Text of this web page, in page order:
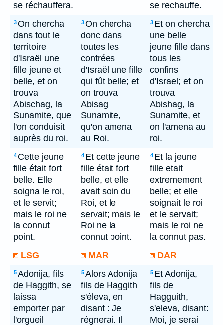
se réchauffera.
se rechauffe.
3On chercha
dans tout le
territoire
d'Israël une
fille jeune et
belle, et on
trouva
Abischag, la
Sunamite, que
l'on conduisit
auprès du roi.
3On chercha
donc dans
toutes les
contrées
d'Israël une fille
qui fût belle; et
on trouva
Abisag
Sunamite,
qu'on amena
au Roi.
3 Et on chercha
une belle
jeune fille dans
tous les
confins
d'Israel; et on
trouva
Abishag, la
Sunamite, et
on l'amena au
roi.
4 Cette jeune
fille était fort
belle. Elle
soigna le roi,
et le servit;
mais le roi ne
la connut
point.
4 Et cette jeune
fille était fort
belle, et elle
avait soin du
Roi, et le
servait; mais le
Roi ne la
connut point.
4 Et la jeune
fille etait
extremement
belle; et elle
soignait le roi
et le servait;
mais le roi ne
la connut pas.
LSG
MAR DAR
5Adonija, fils
de Haggith, se
laissa
emporter par
l'orgueil
5Alors Adonija
fils de Haggith
s'éleva, en
disant : Je
régnerai. Il
5 Et Adonija,
fils de
Hagguith,
s'eleva, disant:
Moi, je serai